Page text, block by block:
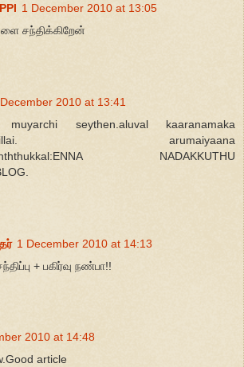
1 December 2010 at 13:05
சந்திக்கிறேன்
2010 at 13:41
seythen.aluval kaaranamaka
arumaiyaana
NADAKKUTHU
1 December 2010 at 14:13
+ பகிர்வு நண்பா!!
2010 at 14:48
article